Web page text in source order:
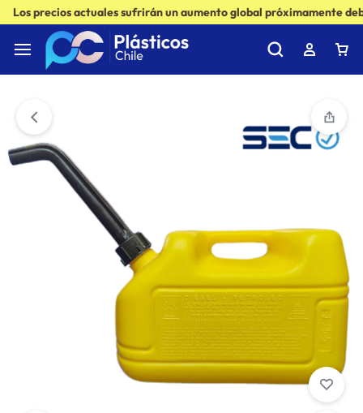
Los precios actuales sufrirán un aumento global próximamente